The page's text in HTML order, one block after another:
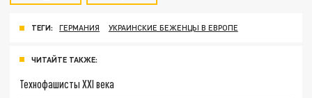
ТЕГИ: ГЕРМАНИЯ УКРАИНСКИЕ БЕЖЕНЦЫ В ЕВРОПЕ
ЧИТАЙТЕ ТАКЖЕ:
Технофашисты XXI века